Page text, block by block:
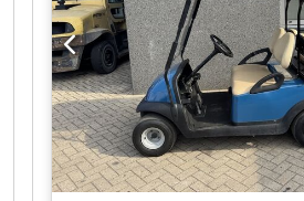
dostawy realizowane są w
stanie AS-IS, bez gwarancji
ogólne). W celu obejrzenia
próbnej można bez
spotkanie. Prosimy o
telefoniczny, gdyż nie jesteśmy
miejscu. Van de Wert Trading
3 5391 LR Nuland